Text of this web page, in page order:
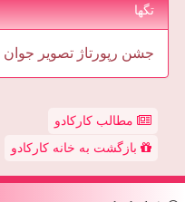
تگها
جشن رپورتاژ تصویر جوان
مطالب کارکادو
بازگشت به خانه کارکادو